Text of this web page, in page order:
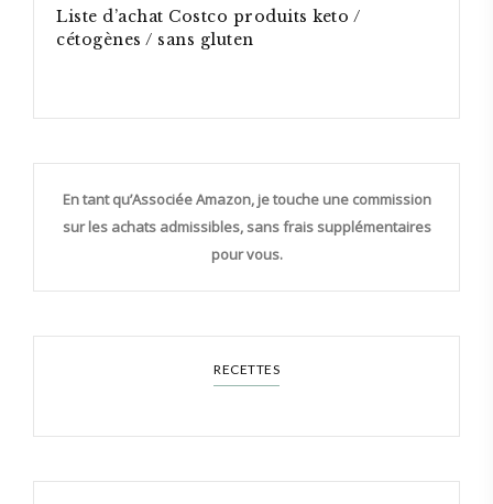
Liste d’achat Costco produits keto /
cétogènes / sans gluten
En tant qu’Associée Amazon, je touche une commission
sur les achats admissibles, sans frais supplémentaires
pour vous.
RECETTES